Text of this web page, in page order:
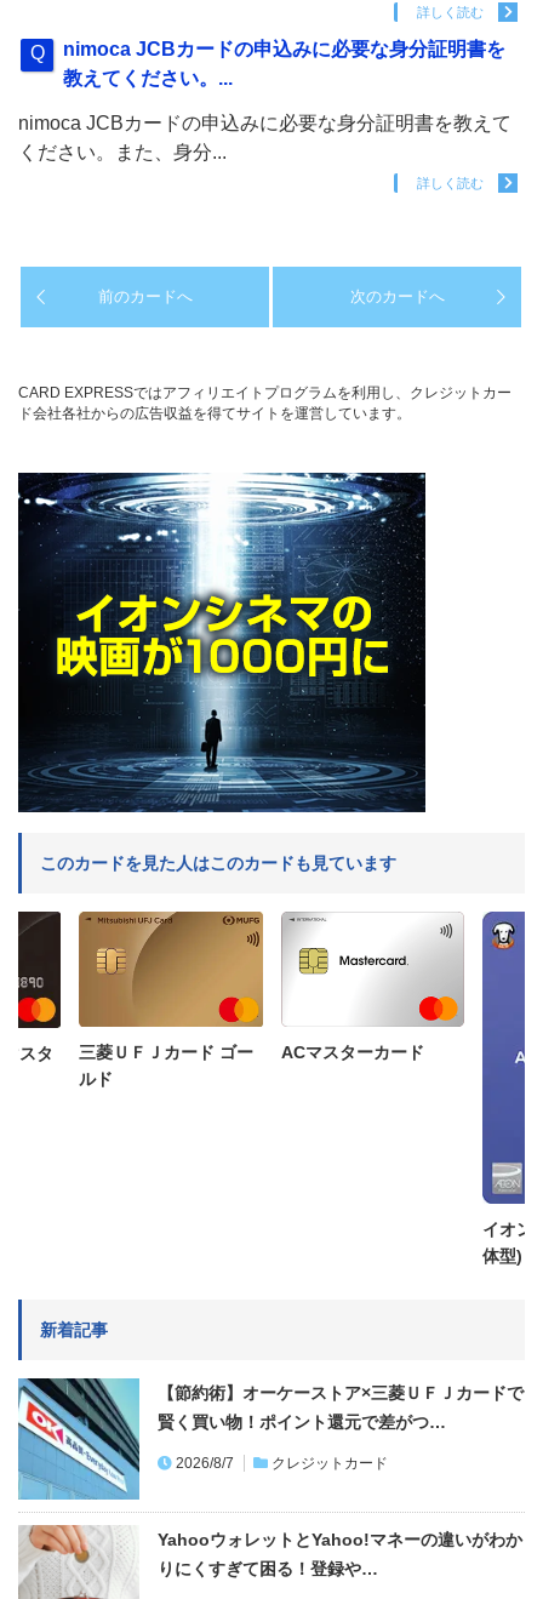
詳しく読む
nimoca JCBカードの申込みに必要な身分証明書を
教えてください。...
nimoca JCBカードの申込みに必要な身分証明書を教えて
ください。また、身分...
詳しく読む
前のカードへ 次のカードへ
CARD EXPRESSではアフィリエイトプログラムを利用し、クレジットカー
ド会社各社からの広告収益を得てサイトを運営しています。
このカードを見た人はこのカードも見ています
スタ
三菱ＵＦＪカード ゴー
ルド
ACマスターカード
イオン
体型)
新着記事
【節約術】オーケーストア×三菱ＵＦＪカードで
賢く買い物！ポイント還元で差がつ…
2026/8/7 クレジットカード
YahooウォレットとYahoo!マネーの違いがわか
りにくすぎて困る！登録や…